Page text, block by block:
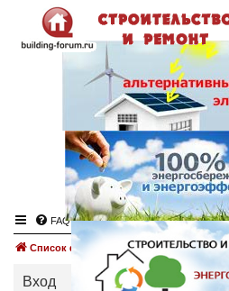
FAQ
Список форумов
Вход